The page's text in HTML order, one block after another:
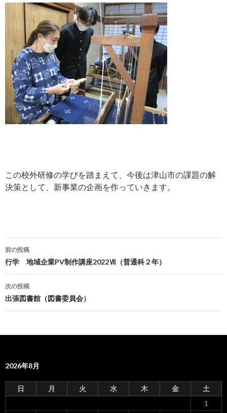
この校外研修の学びを踏まえて、今後は津山市の課題の解
決策として、新事業の企画を作っていきます。
投
稿
ナ
ゲ
シ
ョ
ン
前の投稿
行学 地域企業PV制作講座2022Ⅶ（普通科２年）
次の投稿
出張図書館（図書委員会）
2026年8月
日 月 火 水 木 金
土
1